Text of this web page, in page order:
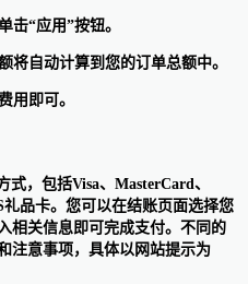
击“应用”按钮。
将自动计算到您的订单总额中。
用即可。
，包括Visa、MasterCard、
礼品卡。您可以在结账页面选择您
相关信息即可完成支付。不同的
注意事项，具体以网站提示为